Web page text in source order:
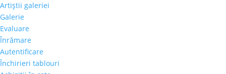
Artiştii galeriei
Galerie
Evaluare
Înrămare
Autentificare
Închirieri tablouri
Preţ orientativ
Autor
Perioada
Stil/Şcoală
Tip lucrare